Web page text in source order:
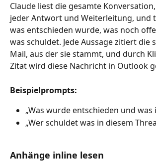
Claude liest die gesamte
jeder Antwort und Weiterleitung, und
was entschieden wurde, was noch
was schuldet. Jede Aussage zitiert die
Mail, aus der sie stammt, und durch
Zitat wird diese Nachricht in Outlook
Beispielprompts:
„Was wurde entschieden und
„Wer schuldet was in diesem
Anhänge inline lesen